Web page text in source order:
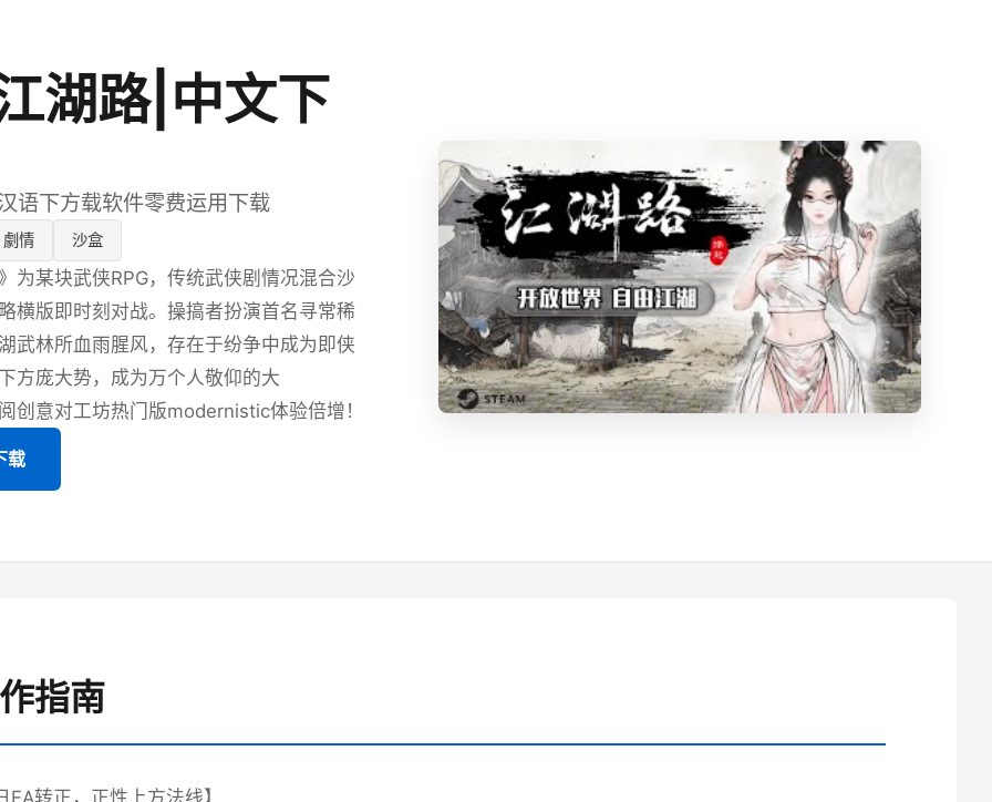
湖路|中文下
语下方载软件零费运用下载
劇情 沙盒
为某块武侠RPG，传统武侠剧情况混合沙
横版即时刻对战。操搞者扮演首名寻常稀
武林所血雨腥风，存在于纷争中成为即侠
方庞大势，成为万个人敬仰的大
创意对工坊热门版modernistic体验倍增！
载
指南
转正，正性上方法线】